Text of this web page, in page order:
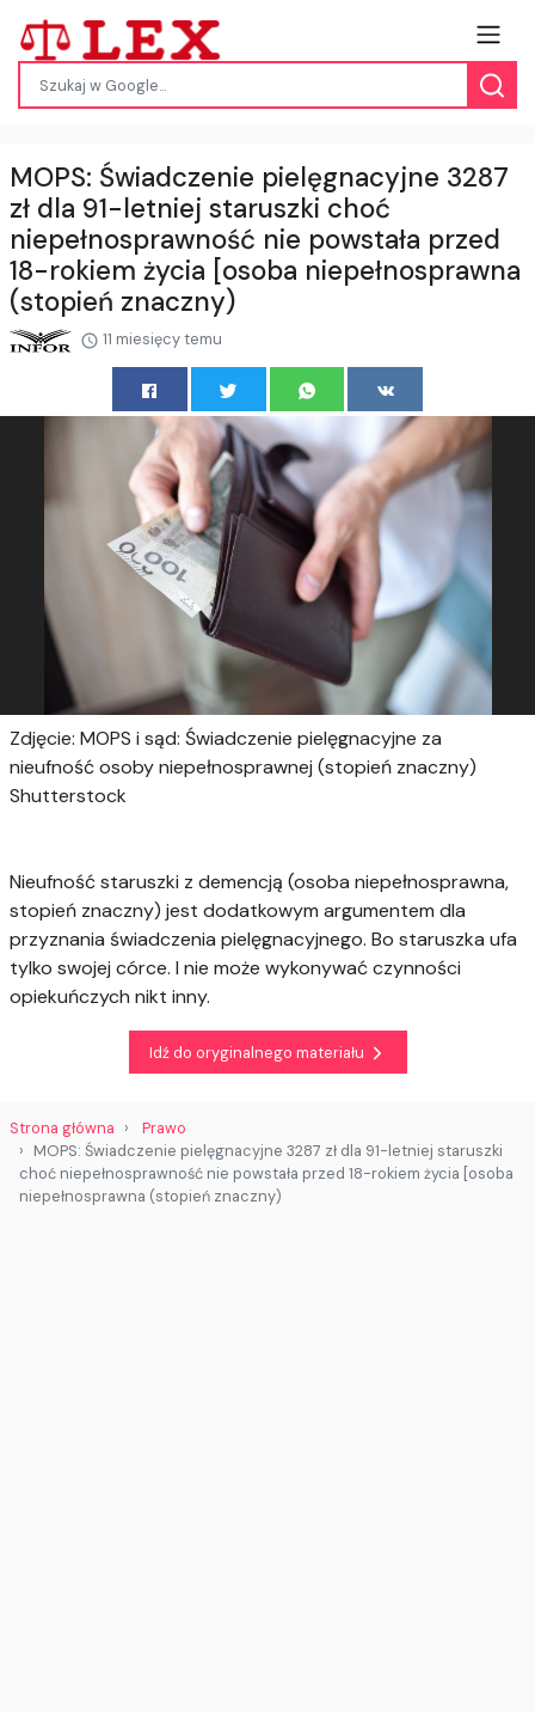
MOPS: Świadczenie pielęgnacyjne 3287
zł dla 91-letniej staruszki choć
niepełnosprawność nie powstała przed
18-rokiem życia [osoba niepełnosprawna
(stopień znaczny)
11 miesięcy temu
Zdjęcie: MOPS i sąd: Świadczenie pielęgnacyjne za
nieufność osoby niepełnosprawnej (stopień znaczny)
Shutterstock
Nieufność staruszki z demencją (osoba niepełnosprawna,
stopień znaczny) jest dodatkowym argumentem dla
przyznania świadczenia pielęgnacyjnego. Bo staruszka ufa
tylko swojej córce. I nie może wykonywać czynności
opiekuńczych nikt inny.
Idź do oryginalnego materiału
Strona główna
Prawo
MOPS: Świadczenie pielęgnacyjne 3287 zł dla 91-letniej staruszki
choć niepełnosprawność nie powstała przed 18-rokiem życia [osoba
niepełnosprawna (stopień znaczny)